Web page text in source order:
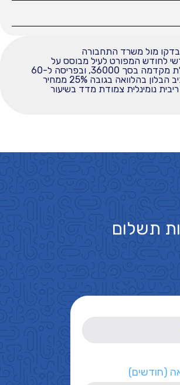
מול משרד התחבורה
לחודש המפורט לעיל מבוסס על
עסקה הכוללת מקדמה בסך 36000, ובפריסה ל-60
תשלומים. רכיב הבלון בהלוואה בגובה 25% ממחיר
נומינלית צמודת מדד בשיעור
תשלום
(חודשים)